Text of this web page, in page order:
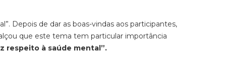
Depois de dar as boas-vindas aos participantes,
que este tema tem particular importância
respeito à saúde mental”.